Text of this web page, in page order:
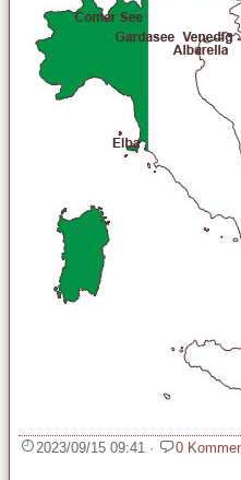
2023/09/15 09:41 · 0